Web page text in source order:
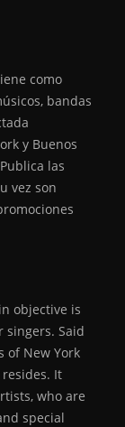
como
bandas
y Buenos
las
vez son
objective is
singers. Said
of New York
It
who are
special